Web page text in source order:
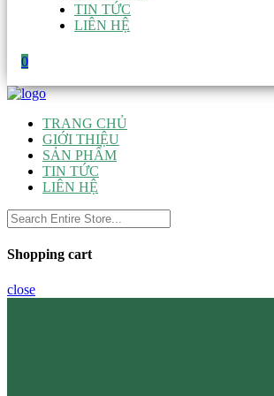
TIN TỨC
LIÊN HỆ
0
TRANG CHỦ
GIỚI THIỆU
SẢN PHẨM
TIN TỨC
LIÊN HỆ
Shopping cart
close